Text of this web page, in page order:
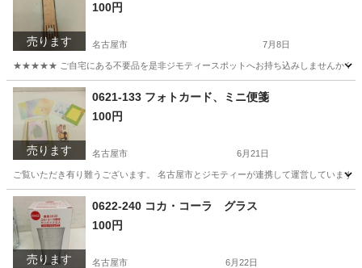
売ります
100円
名古屋市 7月8日
★★★★★ ご自宅にある不要品を是非ジモティースポットへお持ち込みしませんか？
愛知 名古屋市
売ります
0621-133 フォトカード、ミニ便箋
100円
名古屋市 6月21日
ご覧いただき有り難うございます。 名古屋市とジモティーが連携して運営してい
愛知 名古屋市
売ります
0622-240 コカ・コーラ グラス
100円
名古屋市 6月22日